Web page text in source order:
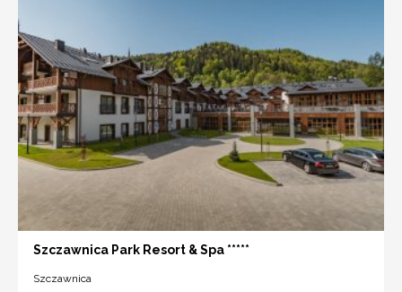
Szczawnica Park Resort & Spa *****
Szczawnica